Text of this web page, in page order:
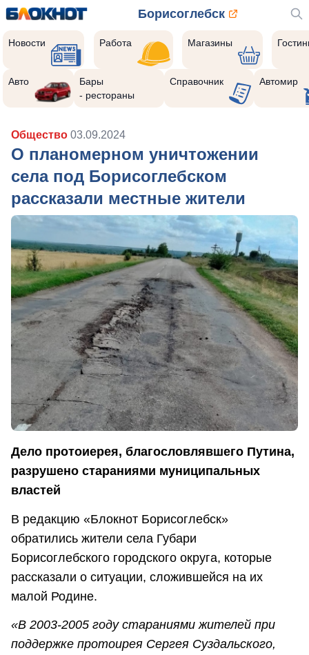
Борисоглебск
Новости Работа Магазины
Авто
Бары
- рестораны
Справочник Автомир
Общество 03.09.2024
О планомерном уничтожении
села под Борисоглебском
рассказали местные жители
Дело протоиерея, благословлявшего Путина,
разрушено стараниями муниципальных
властей
В редакцию «Блокнот Борисоглебск»
обратились жители села Губари
Борисоглебского городского округа, которые
рассказали о ситуации, сложившейся на их
малой Родине.
«В 2003-2005 году стараниями жителей при
поддержке протоирея Сергея Суздальского,